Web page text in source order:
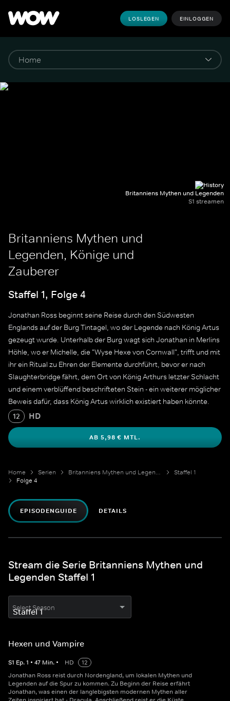
LOSLEGEN EINLOGGEN
Britanniens Mythen und Legenden
S1 streamen
Britanniens Mythen und
Legenden, Könige und
Zauberer
Staffel 1, Folge 4
Jonathan Ross beginnt seine Reise durch den Südwesten
Englands auf der Burg Tintagel, wo der Legende nach König Artus
gezeugt wurde. Unterhalb der Burg wagt sich Jonathan in Merlins
Höhle, wo er Michelle, die "Wyse Hexe von Cornwall", trifft und mit
ihr ein Ritual zu Ehren der Elemente durchführt, bevor er nach
Slaughterbridge fährt, dem Ort von König Arthurs letzter Schlacht
und einem verblüffend beschrifteten Stein - ein weiterer möglicher
Beweis dafür, dass König Artus wirklich existiert haben könnte.
Beim Durchqueren von Bodmin Moor erfährt Jonathan etwas über
die Bestie von Bodmin.
12 HD
AB 5,98 € MTL.
Home Serien Britanniens Mythen und Legenden
Staffel 1
Folge 4
EPISODENGUIDE DETAILS
Stream die Serie Britanniens Mythen und
Legenden Staffel 1
Select Season
Hexen und Vampire
S1 Ep.1 • 47 Min. • HD
12
Jonathan Ross reist durch Nordengland, um lokalen Mythen und
Legenden auf die Spur zu kommen. Zu Beginn der Reise erfährt
Jonathan, was einen der langlebigsten modernen Mythen aller